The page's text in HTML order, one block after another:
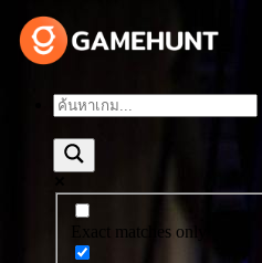
Exact matches only